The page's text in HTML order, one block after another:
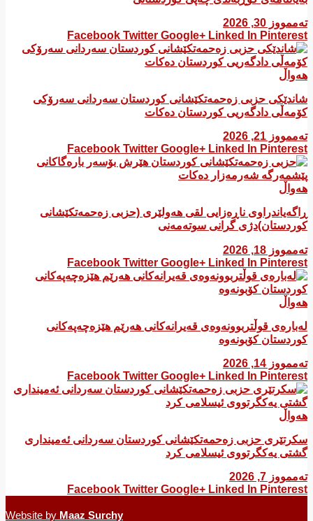
تەممووز 30, 2026
Facebook Twitter Google+ Linked In Pinterest
هەواڵ
شاندێکی حزبی زەحمەتکێشانی کوردستان سەردانی سەرۆکی
کۆمەڵی دادگەریی کوردستان دەکات
تەممووز 21, 2026
Facebook Twitter Google+ Linked In Pinterest
هەواڵ
ڕاگەیاندراوی ناڕەزایی لقی هەولێری (حزبی زەحمەتکێشانی
کوردستان)دژی گرانی سوتەمەنی
تەممووز 18, 2026
Facebook Twitter Google+ Linked In Pinterest
هەواڵ
لەبارەی قوڵتربوونەوەی قەیرانەكانی هەرێم هێزەچەپەكانی
كوردستان كۆبونەوە
تەممووز 14, 2026
Facebook Twitter Google+ Linked In Pinterest
هەواڵ
سکرتێری حزبی زەحمەتکێشانی کوردستان سەردانی ئەمینداری
گشتی یەکگرتووی ئیسلامی کرد
تەممووز 7, 2026
Facebook Twitter Google+ Linked In Pinterest
Website by Maaz Surchy